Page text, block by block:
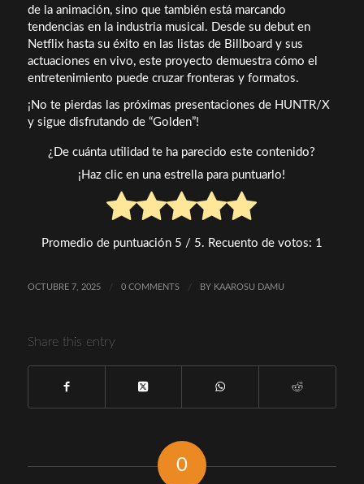
de la animación, sino que también está marcando
tendencias en la industria musical. Desde su debut en
Netflix hasta su éxito en las listas de Billboard y sus
actuaciones en vivo, este proyecto demuestra cómo el
entretenimiento puede cruzar fronteras y formatos.
¡No te pierdas las próximas presentaciones de HUNTR/X
y sigue disfrutando de “Golden”!
¿De cuánta utilidad te ha parecido este contenido?
¡Haz clic en una estrella para puntuarlo!
Promedio de puntuación 5 / 5. Recuento de votos: 1
OCTUBRE 7, 2025 / 0 COMMENTS / BY KAAROSU DAMU
Share this entry
0